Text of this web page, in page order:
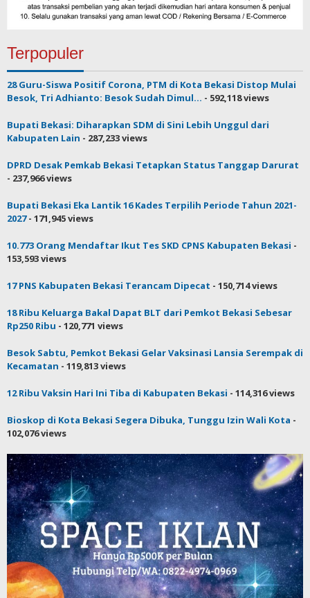
Terpopuler
28 Guru-Siswa Positif Corona, PTM di Kota Bekasi Distop Mulai
Besok, Tri Adhianto: Besok Sudah Dimul... - 592,118 views
Bupati Bekasi: Diharapkan SDM di Sini Lebih Unggul dari
Kabupaten Lain - 287,233 views
DPRD Desak Pemkab Bekasi Tetapkan Status Tanggap Darurat
- 237,966 views
Bupati Bekasi Eka Lantik 16 Kades Terpilih Periode Tahun 2021-
2027- 171,945 views
10.773 Orang Mendaftar Ikut Tes SKD CPNS Kabupaten Bekasi -
153,593 views
17 PNS Kabupaten Bekasi Terancam Dipecat - 150,714 views
18 Ribu Keluarga Bakal Dapat BLT dari Pemkot Bekasi Sebesar
Rp250 Ribu - 120,771 views
Besok Sabtu, Pemkot Bekasi Gelar Vaksinasi Lansia Serempak di
Kecamatan - 119,813 views
12 Ribu Vaksin Hari Ini Tiba di Kabupaten Bekasi - 114,316 views
Bioskop di Kota Bekasi Segera Dibuka, Tunggu Izin Wali Kota -
102,076 views